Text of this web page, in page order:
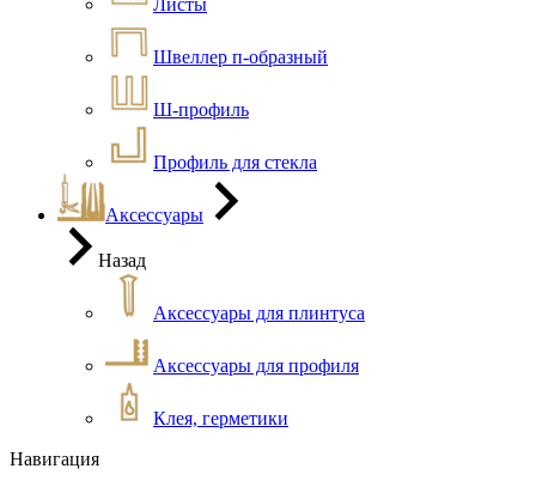
Листы
Швеллер п-образный
Ш-профиль
Профиль для стекла
Аксессуары
Назад
Аксессуары для плинтуса
Аксессуары для профиля
Клея, герметики
Навигация